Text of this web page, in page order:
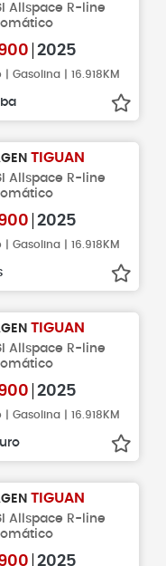
Allspace R-line
2025
Gasolina | 16.918KM
TIGUAN
Allspace R-line
2025
Gasolina | 16.918KM
TIGUAN
Allspace R-line
2025
Gasolina | 16.918KM
TIGUAN
Allspace R-line
2025